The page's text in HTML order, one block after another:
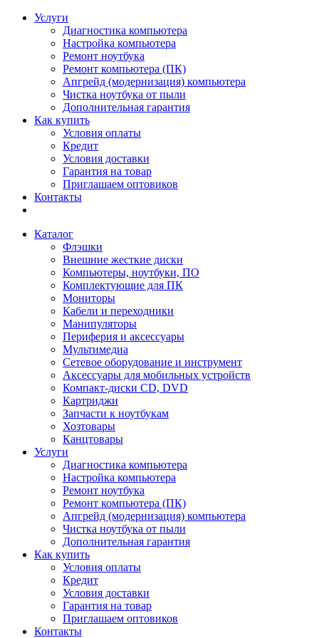
Услуги
Диагностика компьютера
Настройка компьютера
Ремонт ноутбука
Ремонт компьютера (ПК)
Апгрейд (модернизация) компьютера
Чистка ноутбука от пыли
Дополнительная гарантия
Как купить
Условия оплаты
Кредит
Условия доставки
Гарантия на товар
Приглашаем оптовиков
Контакты
Каталог
Флэшки
Внешние жесткие диски
Компьютеры, ноутбуки, ПО
Комплектующие для ПК
Мониторы
Кабели и переходники
Манипуляторы
Периферия и аксессуары
Мультимедиа
Сетевое оборудование и инструмент
Аксессуары для мобильных устройств
Компакт-диски CD, DVD
Картриджи
Запчасти к ноутбукам
Хозтовары
Канцтовары
Услуги
Диагностика компьютера
Настройка компьютера
Ремонт ноутбука
Ремонт компьютера (ПК)
Апгрейд (модернизация) компьютера
Чистка ноутбука от пыли
Дополнительная гарантия
Как купить
Условия оплаты
Кредит
Условия доставки
Гарантия на товар
Приглашаем оптовиков
Контакты